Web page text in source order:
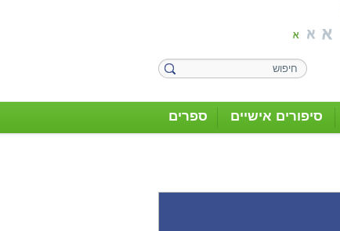
סיפורים אישיים ספרים